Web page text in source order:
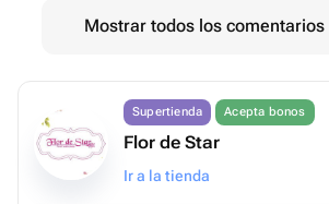
Mostrar todos los comentarios
Supertienda Acepta bonos
Flor de Star
Ir a la tienda